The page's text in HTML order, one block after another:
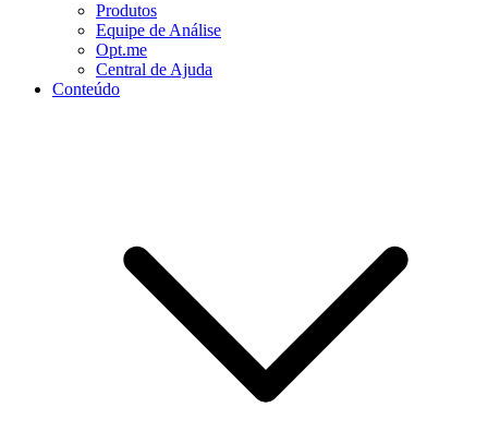
Produtos
Equipe de Análise
Opt.me
Central de Ajuda
Conteúdo